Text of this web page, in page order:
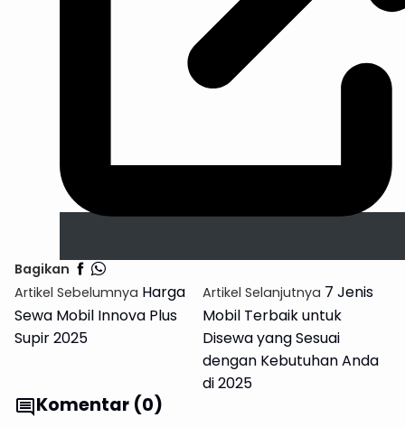
Bagikan
Artikel Sebelumnya Harga
Sewa Mobil Innova Plus
Supir 2025
Artikel Selanjutnya 7 Jenis
Mobil Terbaik untuk
Disewa yang Sesuai
dengan Kebutuhan Anda
di 2025
commentKomentar (0)